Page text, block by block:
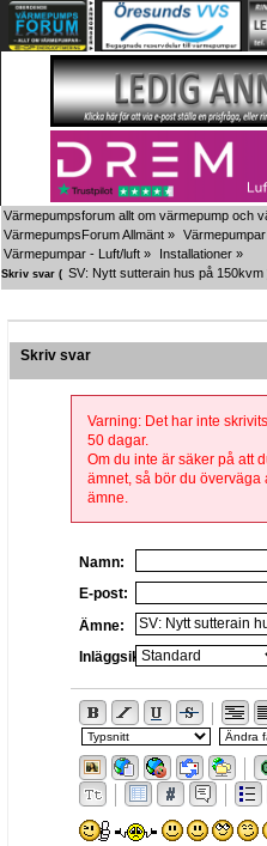
Värmepumpsforum allt om värmepump och
VärmepumpsForum Allmänt »
Värmepumpar - Luft/luft » Installationer »
Skriv svar ( SV: Nytt sutterain hus på 150kvm
Skriv svar
Varning: Det har inte
50 dagar.
Om du inte är säker på att
ämnet, så bör du överväga
ämne.
Namn:
E-post:
Ämne:
Inläggsikon: